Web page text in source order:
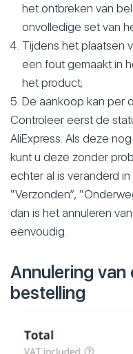
het ontbreken van
onvolledige set van
Tijdens het plaatsen
een fout gemaakt in
het product;
De aankoop kan per
Controleer eerst de
AliExpress. Als deze
kunt u deze zonder
echter al is veranderd
“Verzonden”,
dan is het annuleren
eenvoudig.
Annulering
bestelling